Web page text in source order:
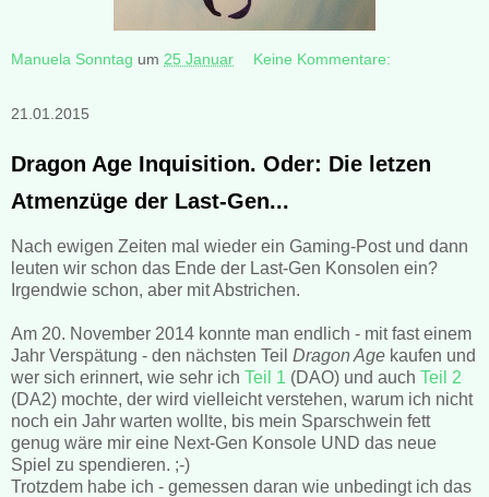
Manuela Sonntag um 25 Januar Keine Kommentare:
21.01.2015
Dragon Age Inquisition. Oder: Die letzen
Atmenzüge der Last-Gen...
Nach ewigen Zeiten mal wieder ein Gaming-Post und dann
leuten wir schon das Ende der Last-Gen Konsolen ein?
Irgendwie schon, aber mit Abstrichen.
Am 20. November 2014 konnte man endlich - mit fast einem
Jahr Verspätung - den nächsten Teil Dragon Age kaufen und
wer sich erinnert, wie sehr ich Teil 1 (DAO) und auch Teil 2
(DA2) mochte, der wird vielleicht verstehen, warum ich nicht
noch ein Jahr warten wollte, bis mein Sparschwein fett
genug wäre mir eine Next-Gen Konsole UND das neue
Spiel zu spendieren. ;-)
Trotzdem habe ich - gemessen daran wie unbedingt ich das